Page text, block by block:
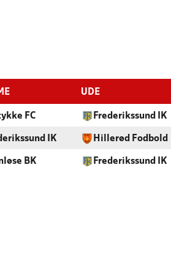
UDE
FC Frederikssund IK
IK Hillerød Fodbold
BK Frederikssund IK